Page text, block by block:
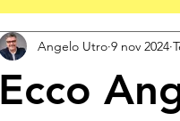
Ecco
Angelo Utro 9 nov 2024